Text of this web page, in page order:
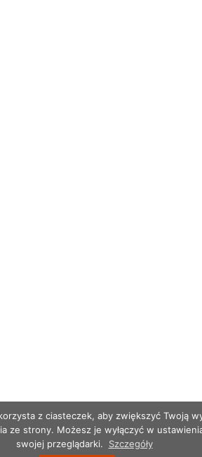
z ciasteczek, aby zwiększyć Twoją
ze strony. Możesz je wyłączyć w
swojej przeglądarki.
Szczegóły